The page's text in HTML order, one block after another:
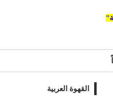
القهوة العربية